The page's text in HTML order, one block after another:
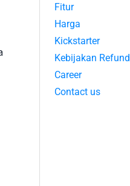
Fitur
Harga
Kickstarter
Kebijakan Refund
Career
Contact us